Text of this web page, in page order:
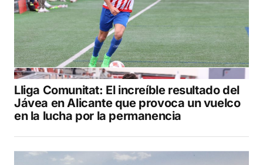
Lliga Comunitat: El increíble resultado del
Jávea en Alicante que provoca un vuelco
en la lucha por la permanencia